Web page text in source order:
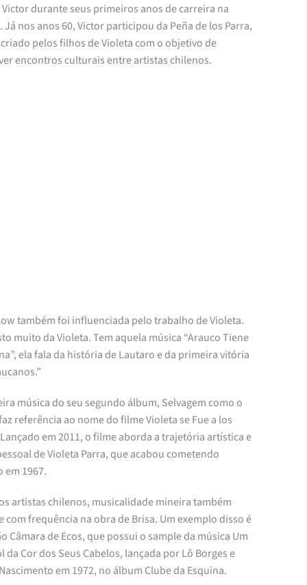
durante seus primeiros anos de carreira na
Já nos anos 60, Victor participou da Peña de los Parra,
pelos filhos de Violeta com o objetivo de
encontros culturais entre artistas chilenos.
também foi influenciada pelo trabalho de Violeta.
muito da Violeta. Tem aquela música “Arauco Tiene
ela fala da história de Lautaro e da primeira vitória
música do seu segundo álbum, Selvagem como o
referência ao nome do filme Violeta se Fue a los
em 2011, o filme aborda a trajetória artística e
de Violeta Parra, que acabou cometendo
em 1967.
artistas chilenos, musicalidade mineira também
com frequência na obra de Brisa. Um exemplo disso é
Câmara de Ecos, que possui o sample da música Um
da Cor dos Seus Cabelos, lançada por Lô Borges e
em 1972, no álbum Clube da Esquina.